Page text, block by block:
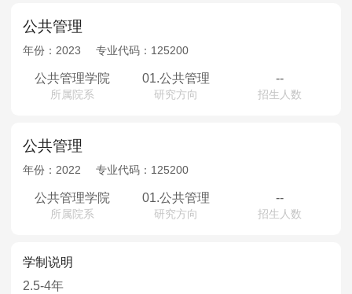
MPAcc会计专硕
院校库 考试报名 招生政策 学制学费
报名流程
考试真题
报考经验 招生简章
MTA旅游管理
院校库 考试报名 招生政策
考试真题
报考经验 招生简章
公共管理
年份： 2023 专业代码： 125200
公共管理学院
所属院系
01.公共管理
研究方向
--
招生人数
公共管理
年份： 2022 专业代码： 125200
公共管理学院
所属院系
01.公共管理
研究方向
--
招生人数
学制说明
2.5-4年